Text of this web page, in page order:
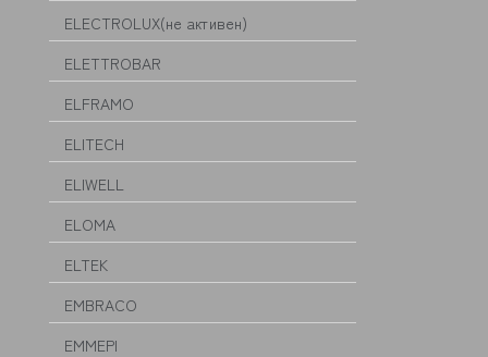
ELECTROLUX(не активен)
ELETTROBAR
ELFRAMO
ELITECH
ELIWELL
ELOMA
ELTEK
EMBRACO
EMMEPI